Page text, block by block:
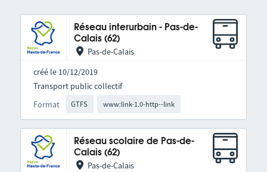
Réseau interurbain - Pas-de-
Calais (62)
Pas-de-Calais
créé le 10/12/2019
Format GTFS www:link-1.0-http--link
Transport public collectif
Réseau scolaire de Pas-de-
Calais (62)
Pas-de-Calais